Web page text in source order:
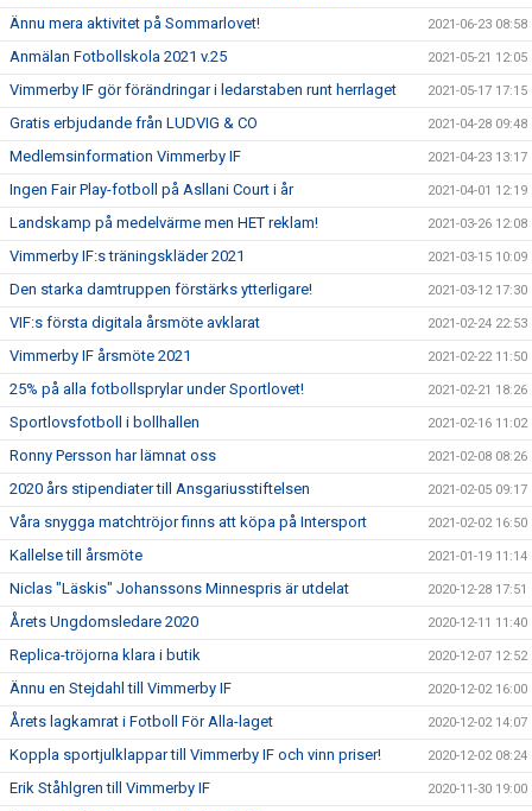
Ännu mera aktivitet på Sommarlovet! 2021-06-23 08:58
Anmälan Fotbollskola 2021 v.25 2021-05-21 12:05
Vimmerby IF gör förändringar i ledarstaben runt herrlaget 2021-05-17 17:15
Gratis erbjudande från LUDVIG & CO 2021-04-28 09:48
Medlemsinformation Vimmerby IF 2021-04-23 13:17
Ingen Fair Play-fotboll på Asllani Court i år 2021-04-01 12:19
Landskamp på medelvärme men HET reklam! 2021-03-26 12:08
Vimmerby IF:s träningskläder 2021 2021-03-15 10:09
Den starka damtruppen förstärks ytterligare! 2021-03-12 17:30
VIF:s första digitala årsmöte avklarat 2021-02-24 22:53
Vimmerby IF årsmöte 2021 2021-02-22 11:50
25% på alla fotbollsprylar under Sportlovet! 2021-02-21 18:26
Sportlovsfotboll i bollhallen 2021-02-16 11:02
Ronny Persson har lämnat oss 2021-02-08 08:26
2020 års stipendiater till Ansgariusstiftelsen 2021-02-05 09:17
Våra snygga matchtröjor finns att köpa på Intersport 2021-02-02 16:50
Kallelse till årsmöte 2021-01-19 11:14
Niclas "Läskis" Johanssons Minnespris är utdelat 2020-12-28 17:51
Årets Ungdomsledare 2020 2020-12-11 11:40
Replica-tröjorna klara i butik 2020-12-07 12:52
Ännu en Stejdahl till Vimmerby IF 2020-12-02 16:00
Årets lagkamrat i Fotboll För Alla-laget 2020-12-02 14:07
Koppla sportjulklappar till Vimmerby IF och vinn priser! 2020-12-02 08:24
Erik Ståhlgren till Vimmerby IF 2020-11-30 19:00